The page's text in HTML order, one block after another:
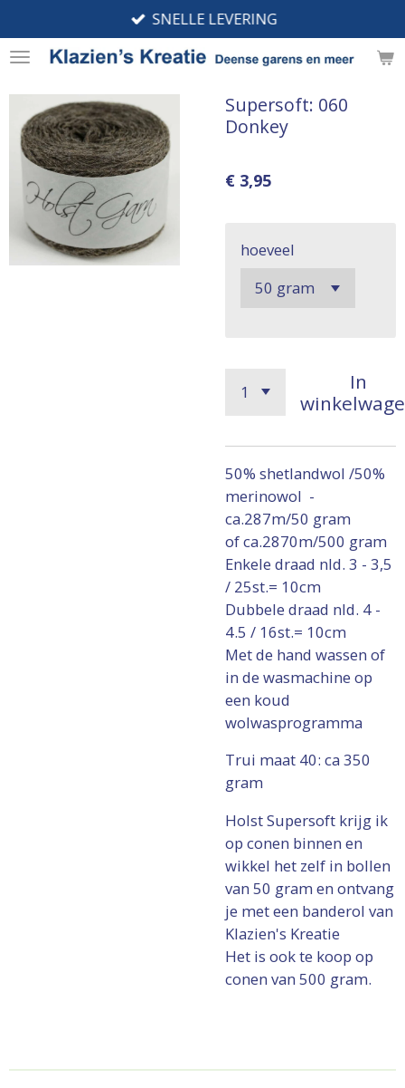
direct
naar
hoofdinhoud
SNELLE LEVERING
Supersoft: 060
Donkey
€ 3,95
hoeveel
In
50% shetlandwol /50%
merinowol -
ca.287m/50 gram
of ca.2870m/500 gram
Enkele draad nld. 3 - 3,5
/ 25st.= 10cm
Dubbele draad nld. 4 -
4.5 / 16st.= 10cm
Met de hand wassen of
in de wasmachine op
een koud
wolwasprogramma
Trui maat 40: ca 350
gram
Holst Supersoft krijg ik
op conen binnen en
wikkel het zelf in bollen
van 50 gram en ontvang
je met een banderol van
Klazien's Kreatie
Het is ook te koop op
conen van 500 gram.